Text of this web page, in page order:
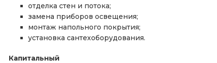
отделка стен и потока;
замена приборов освещения;
монтаж напольного покрытия;
установка сантехоборудования.
Капитальный